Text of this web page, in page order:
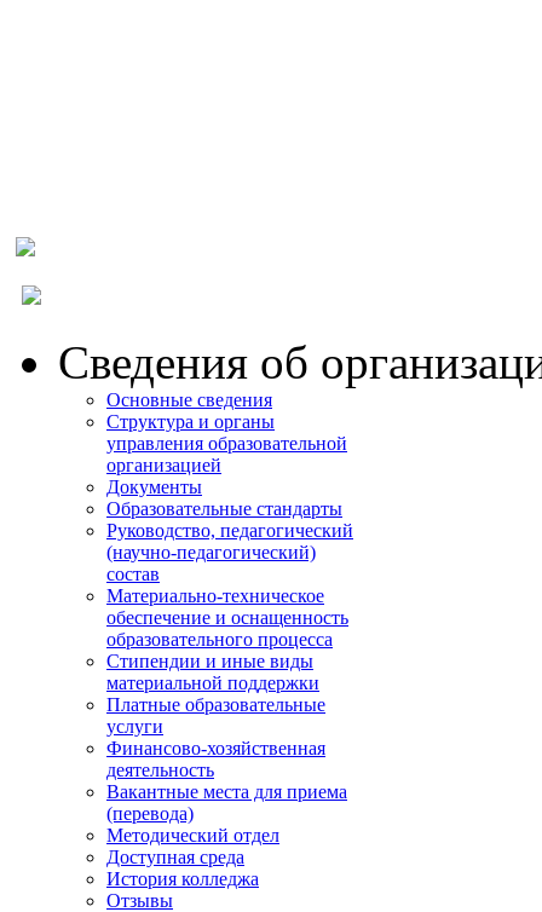
Сведения об
Основные сведения
Структура и органы
управления образовательной
организацией
Документы
Образовательные стандарты
Руководство, педагогический
(научно-педагогический)
состав
Материально-техническое
обеспечение и оснащенность
образовательного процесса
Стипендии и иные виды
материальной поддержки
Платные образовательные
услуги
Финансово-хозяйственная
деятельность
Вакантные места для приема
(перевода)
Методический отдел
Доступная среда
История колледжа
Отзывы